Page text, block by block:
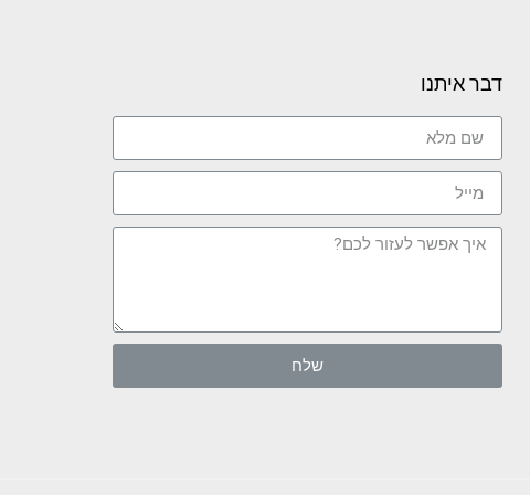
דבר איתנו
שלח